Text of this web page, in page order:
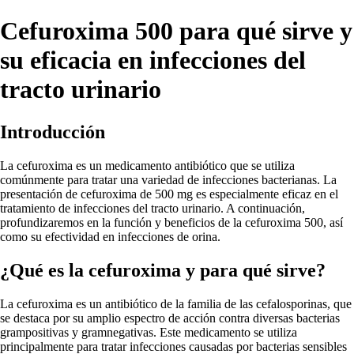
Cefuroxima 500 para qué sirve y
su eficacia en infecciones del
tracto urinario
Introducción
La cefuroxima es un medicamento antibiótico que se utiliza
comúnmente para tratar una variedad de infecciones bacterianas. La
presentación de cefuroxima de 500 mg es especialmente eficaz en el
tratamiento de infecciones del tracto urinario. A continuación,
profundizaremos en la función y beneficios de la cefuroxima 500, así
como su efectividad en infecciones de orina.
¿Qué es la cefuroxima y para qué sirve?
La cefuroxima es un antibiótico de la familia de las cefalosporinas, que
se destaca por su amplio espectro de acción contra diversas bacterias
grampositivas y gramnegativas. Este medicamento se utiliza
principalmente para tratar infecciones causadas por bacterias sensibles